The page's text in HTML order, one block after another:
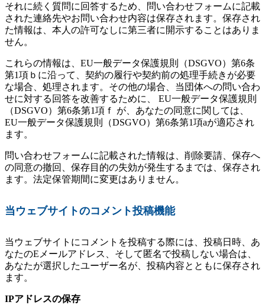
それに続く質問に回答するため、問い合わせフォームに記載
された連絡先やお問い合わせ内容は保存されます。保存され
た情報は、本人の許可なしに第三者に開示することはありま
せん。
これらの情報は、EU一般データ保護規則（DSGVO）第6条
第1項ｂに沿って、契約の履行や契約前の処理手続きが必要
な場合、処理されます。その他の場合、当団体への問い合わ
せに対する回答を改善するために、 EU一般データ保護規則
（DSGVO）第6条第1項ｆ が、あなたの同意に関しては、
EU一般データ保護規則（DSGVO）第6条第1項aが適応され
ます。
問い合わせフォームに記載された情報は、削除要請、保存へ
の同意の撤回、保存目的の失効が発生するまでは、保存され
ます。法定保管期間に変更はありません。
当ウェブサイトのコメント投稿機能
当ウェブサイトにコメントを投稿する際には、投稿日時、あ
なたのEメールアドレス、そして匿名で投稿しない場合は、
あなたが選択したユーザー名が、投稿内容とともに保存され
ます。
IPアドレスの保存